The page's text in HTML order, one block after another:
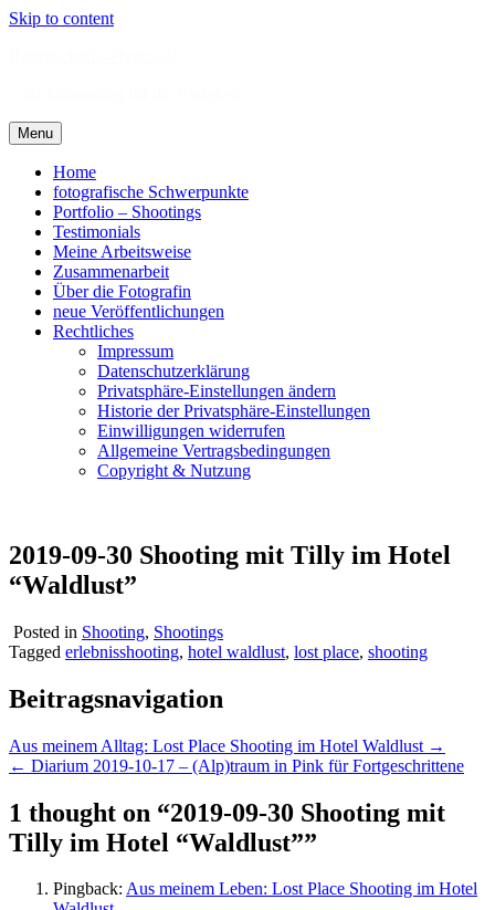
Skip to content
Menu
Home
fotografische Schwerpunkte
Portfolio – Shootings
Testimonials
Meine Arbeitsweise
Zusammenarbeit
Über die Fotografin
neue Veröffentlichungen
Rechtliches
Impressum
Datenschutzerklärung
Privatsphäre-Einstellungen ändern
Historie der Privatsphäre-Einstellungen
Einwilligungen widerrufen
Allgemeine Vertragsbedingungen
Copyright & Nutzung
2019-09-30 Shooting mit Tilly im Hotel
“Waldlust”
Posted in Shooting, Shootings
Tagged erlebnisshooting, hotel waldlust, lost place, shooting
Beitragsnavigation
Aus meinem Alltag: Lost Place Shooting im Hotel Waldlust →
← Diarium 2019-10-17 – (Alp)traum in Pink für Fortgeschrittene
1 thought on “2019-09-30 Shooting mit
Tilly im Hotel “Waldlust””
Pingback: Aus meinem Leben: Lost Place Shooting im Hotel